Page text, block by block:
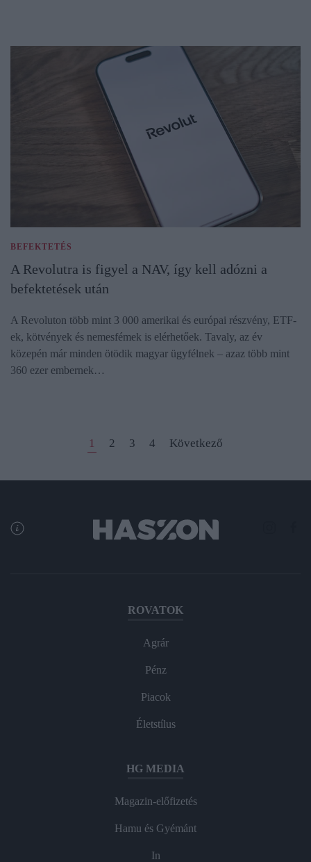
BEFEKTETÉS
A Revolutra is figyel a NAV, így kell adózni a
befektetések után
A Revoluton több mint 3 000 amerikai és európai részvény, ETF-
ek, kötvények és nemesfémek is elérhetőek. Tavaly, az év
közepén már minden ötödik magyar ügyfélnek – azaz több mint
360 ezer embernek…
1 2 3 4 Következő
ROVATOK
Agrár
Pénz
Piacok
Életstílus
HG MEDIA
Magazin-előfizetés
Hamu és Gyémánt
In